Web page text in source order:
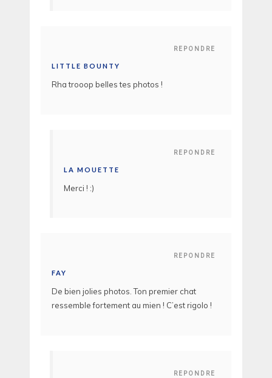
REPONDRE
LITTLE BOUNTY
Rha trooop belles tes photos !
REPONDRE
LA MOUETTE
Merci ! :)
REPONDRE
FAY
De bien jolies photos. Ton premier chat
ressemble fortement au mien ! C’est rigolo !
REPONDRE